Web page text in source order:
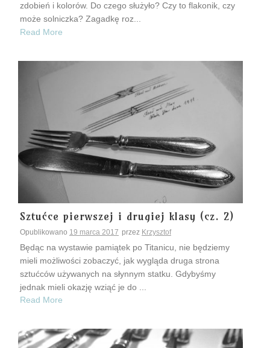
zdobień i kolorów. Do czego służyło? Czy to flakonik, czy
może solniczka? Zagadkę roz...
Read More
Sztućce pierwszej i drugiej klasy (cz. 2)
Opublikowano 19 marca 2017 przez Krzysztof
Będąc na wystawie pamiątek po Titanicu, nie będziemy
mieli możliwości zobaczyć, jak wygląda druga strona
sztućców używanych na słynnym statku. Gdybyśmy
jednak mieli okazję wziąć je do ...
Read More